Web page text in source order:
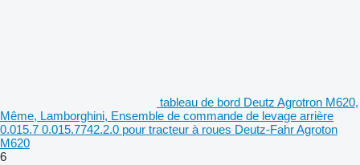
tableau de bord Deutz Agrotron M620,
Même, Lamborghini, Ensemble de commande de levage arrière
0.015.7 0.015.7742.2.0 pour tracteur à roues Deutz-Fahr Agroton
M620
6